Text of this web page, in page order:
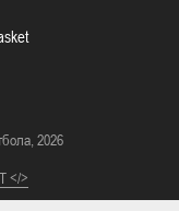
2026
</>